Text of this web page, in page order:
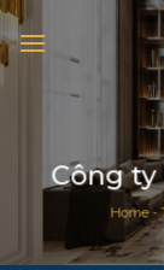
Chuyển
đến
nội
Công
Home-